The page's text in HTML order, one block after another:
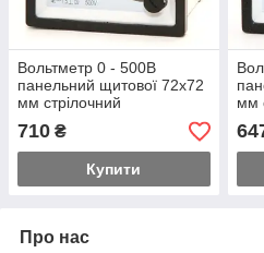
Вольтметр 0 - 500В
панельний щитової 72х72
мм стрілочний
710 ₴
Купити
мм
Про нас